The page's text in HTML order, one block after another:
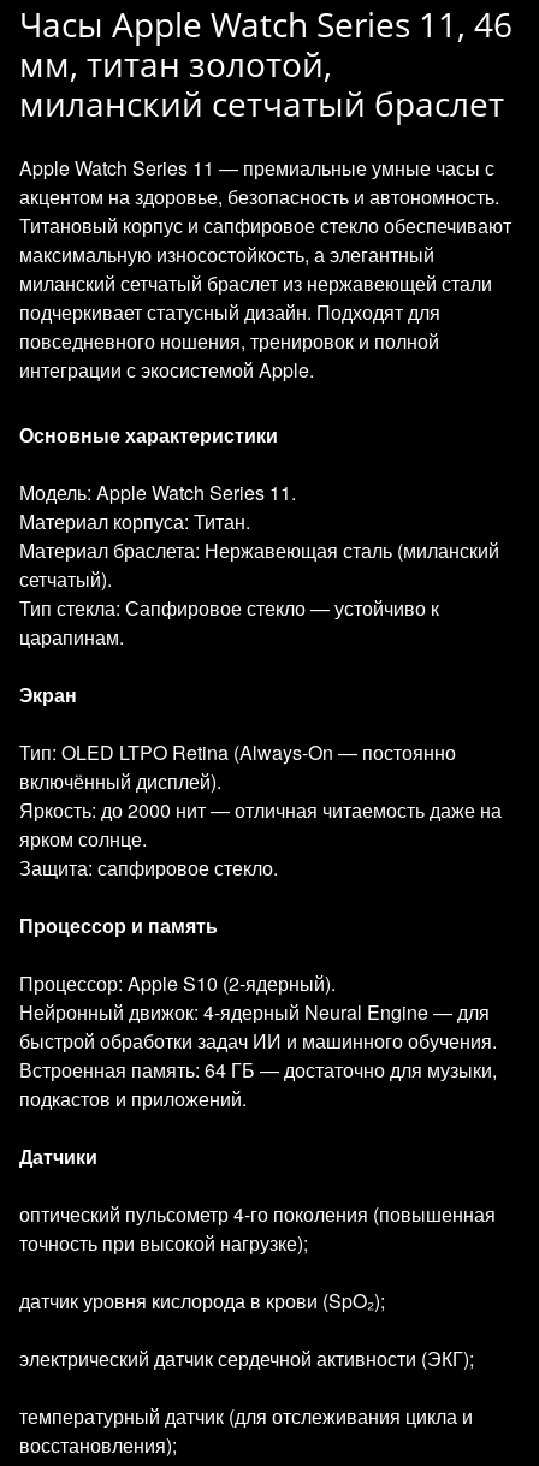
Часы Apple Watch Series 11, 46
мм, титан золотой,
миланский сетчатый браслет
Apple Watch Series 11 — премиальные умные часы с
акцентом на здоровье, безопасность и автономность.
Титановый корпус и сапфировое стекло обеспечивают
максимальную износостойкость, а элегантный
миланский сетчатый браслет из нержавеющей стали
подчеркивает статусный дизайн. Подходят для
повседневного ношения, тренировок и полной
интеграции с экосистемой Apple.
Основные характеристики
Модель: Apple Watch Series 11.
Материал корпуса: Титан.
Материал браслета: Нержавеющая сталь (миланский
сетчатый).
Тип стекла: Сапфировое стекло — устойчиво к
царапинам.
Экран
Тип: OLED LTPO Retina (Always‑On — постоянно
включённый дисплей).
Яркость: до 2000 нит — отличная читаемость даже на
ярком солнце.
Защита: сапфировое стекло.
Процессор и память
Процессор: Apple S10 (2‑ядерный).
Нейронный движок: 4‑ядерный Neural Engine — для
быстрой обработки задач ИИ и машинного обучения.
Встроенная память: 64 ГБ — достаточно для музыки,
подкастов и приложений.
Датчики
оптический пульсометр 4‑го поколения (повышенная
точность при высокой нагрузке);
датчик уровня кислорода в крови (SpO₂);
электрический датчик сердечной активности (ЭКГ);
температурный датчик (для отслеживания цикла и
восстановления);